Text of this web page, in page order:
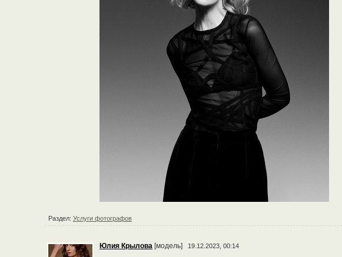
Раздел: Услуги фотографов
Юлия Крылова [модель] 19.12.2023, 00:14